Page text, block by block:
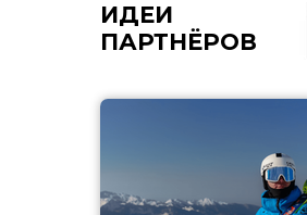
ИДЕИ
ПАРТНЁРОВ